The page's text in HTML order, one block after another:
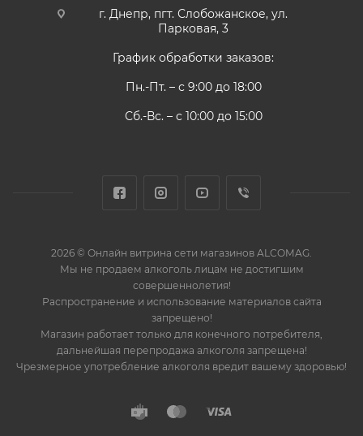
г. Днепр, пгт. Слобожанское, ул.
Парковая, 3
График обработки заказов:
Пн.-Пт. – с 9:00 до 18:00
Сб.-Вс. – с 10:00 до 15:00
2026 © Онлайн витрина сети магазинов ALCOMAG.
Мы не продаем алкоголь лицам не достигшим
совершеннолетия!
Распространение и использование материалов сайта
запрещено!
Магазин работает только для конечного потребителя,
дальнейшая перепродажа алкоголя запрещена!
Чрезмерное употребление алкоголя вредит вашему здоровью!